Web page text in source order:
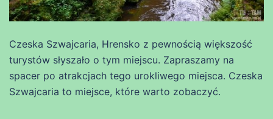
Czeska Szwajcaria, Hrensko z pewnością większość
turystów słyszało o tym miejscu. Zapraszamy na
spacer po atrakcjach tego urokliwego miejsca. Czeska
Szwajcaria to miejsce, które warto zobaczyć.